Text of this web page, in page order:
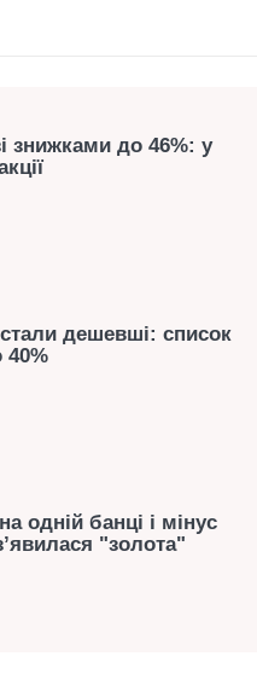
знижками до 46%: у
дешевші: список
40%
одній банці і мінус
"золота"